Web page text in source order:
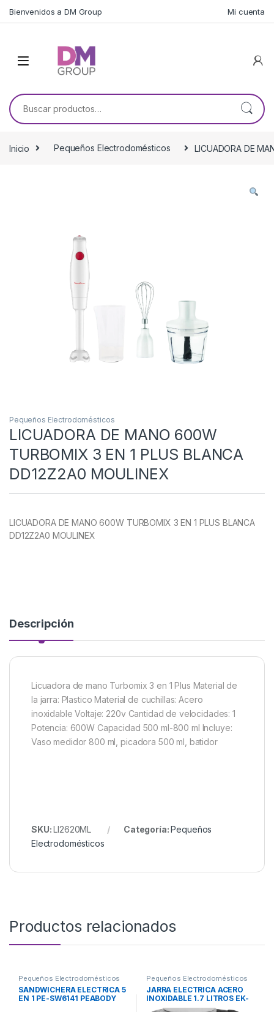
Bienvenidos a DM Group Mi cuenta
Buscar por:
Inicio Pequeños Electrodomésticos LICUADORA DE
Pequeños Electrodomésticos
LICUADORA DE MANO 600W
TURBOMIX 3 EN 1 PLUS BLANCA
DD12Z2A0 MOULINEX
LICUADORA DE MANO 600W TURBOMIX 3 EN 1 PLUS BLANCA
DD12Z2A0 MOULINEX
Descripción
Licuadora de mano Turbomix 3 en 1 Plus Material de
la jarra: Plastico Material de cuchillas: Acero
inoxidable Voltaje: 220v Cantidad de velocidades: 1
Potencia: 600W Capacidad 500 ml-800 ml Incluye:
Vaso medidor 800 ml, picadora 500 ml, batidor
SKU:LI2620ML Categoría:Pequeños
Electrodomésticos
Productos relacionados
Pequeños Electrodomésticos
SANDWICHERA ELECTRICA 5
EN 1 PE-SW6141 PEABODY
Pequeños Electrodomésticos
JARRA ELECTRICA ACERO
INOXIDABLE 1.7 LITROS EK-
DC17XAR1 MIDEA